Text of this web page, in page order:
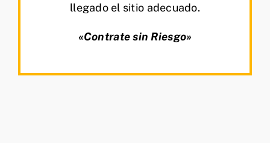
llegado el sitio adecuado.
«Contrate sin Riesgo»